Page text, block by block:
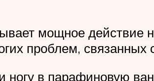
мощное действие
проблем, связанных
ногу в парафиновую